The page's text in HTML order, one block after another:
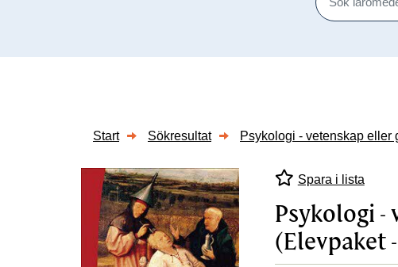
Start Sökresultat Psykologi - vetenskap eller
Spara i lista
Psykologi -
(Elevpaket